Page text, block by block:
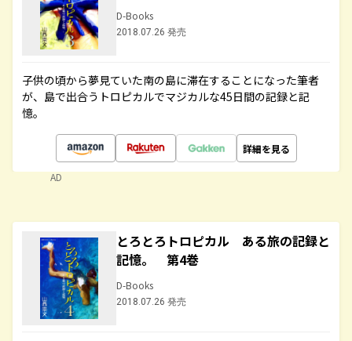
D-Books
2018.07.26 発売
子供の頃から夢見ていた南の島に滞在することになった筆者
が、島で出合うトロピカルでマジカルな45日間の記録と記
憶。
詳細を見る
AD
とろとろトロピカル ある旅の記録と
記憶。 第4巻
D-Books
2018.07.26 発売